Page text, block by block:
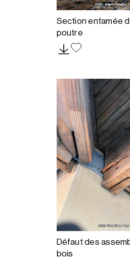
Section entamée
poutre
Défaut des
bois